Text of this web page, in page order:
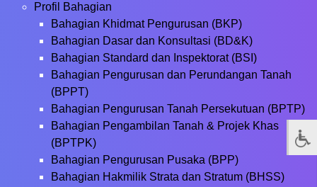
Profil Bahagian
Bahagian Khidmat Pengurusan (BKP)
Bahagian Dasar dan Konsultasi (BD&K)
Bahagian Standard dan Inspektorat (BSI)
Bahagian Pengurusan dan Perundangan Tanah
(BPPT)
Bahagian Pengurusan Tanah Persekutuan (BPTP)
Bahagian Pengambilan Tanah & Projek Khas
(BPTPK)
Bahagian Pengurusan Pusaka (BPP)
Bahagian Hakmilik Strata dan Stratum (BHSS)